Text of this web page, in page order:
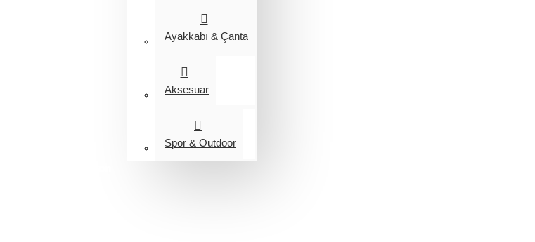
Ayakkabı & Çanta
Aksesuar
Spor & Outdoor